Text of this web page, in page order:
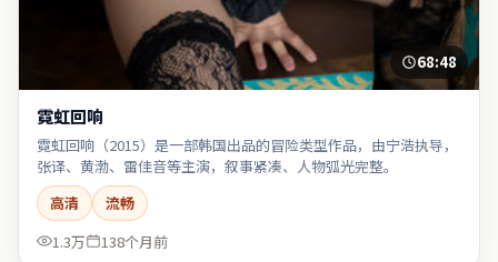
68:48
霓虹回响
霓虹回响（2015）是一部韩国出品的冒险类型作品，由宁浩执导，
张译、黄渤、雷佳音等主演，叙事紧凑、人物弧光完整。
高清
流畅
1.3万
138个月前